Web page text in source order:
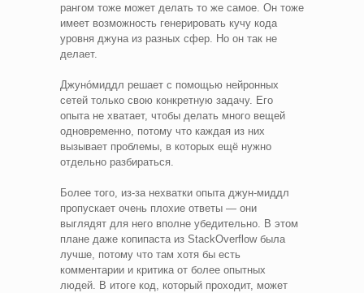
рангом тоже может делать то же самое. Он тоже
имеет возможность генерировать кучу кода
уровня джуна из разных сфер. Но он так не
делает.
Джунóмиддл решает с помощью нейронных
сетей только свою конкретную задачу. Его
опыта не хватает, чтобы делать много вещей
одновременно, потому что каждая из них
вызывает проблемы, в которых ещё нужно
отдельно разбираться.
Более того, из-за нехватки опыта джун-миддл
пропускает очень плохие ответы — они
выглядят для него вполне убедительно. В этом
плане даже копипаста из StackOverflow была
лучше, потому что там хотя бы есть
комментарии и критика от более опытных
людей. В итоге код, который проходит, может